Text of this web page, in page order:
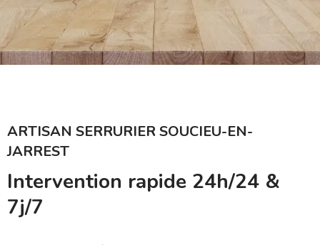
ARTISAN SERRURIER SOUCIEU-EN-
JARREST
Intervention rapide 24h/24 &
7j/7